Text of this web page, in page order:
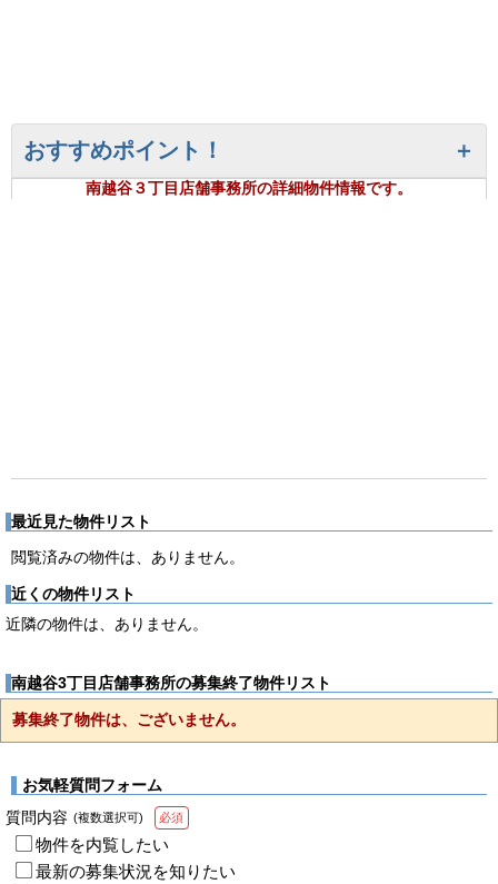
おすすめポイント！
南越谷３丁目店舗事務所の詳細物件情報です。
最近見た物件リスト
閲覧済みの物件は、ありません。
近くの物件リスト
近隣の物件は、ありません。
南越谷3丁目店舗事務所の募集終了物件リスト
募集終了物件は、ございません。
お気軽質問フォーム
質問内容 (複数選択可) 必須
物件を内覧したい
最新の募集状況を知りたい